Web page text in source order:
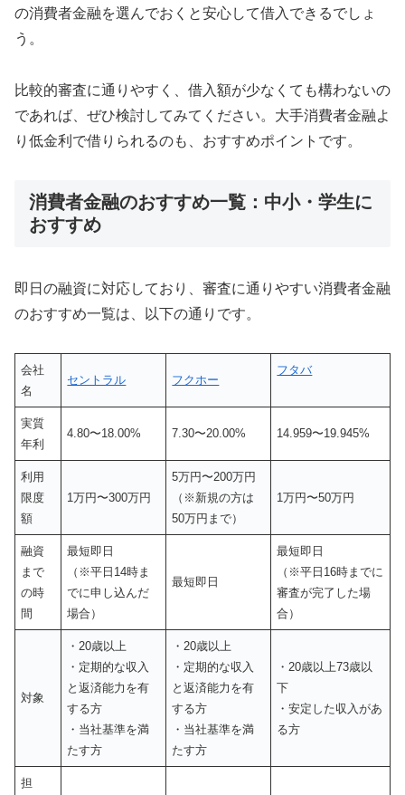
の消費者金融を選んでおくと安心して借入できるでしょ
う。
比較的審査に通りやすく、借入額が少なくても構わないの
であれば、ぜひ検討してみてください。大手消費者金融よ
り低金利で借りられるのも、おすすめポイントです。
消費者金融のおすすめ一覧：中小・学生に
おすすめ
即日の融資に対応しており、審査に通りやすい消費者金融
のおすすめ一覧は、以下の通りです。
会社
名
セントラル フクホー
フタバ
実質
年利
4.80〜18.00% 7.30〜20.00% 14.959〜19.945%
利用
限度
額
1万円〜300万円
5万円〜200万円
（※新規の方は
50万円まで）
1万円〜50万円
融資
まで
の時
間
最短即日
（※平日14時ま
でに申し込んだ
場合）
最短即日
最短即日
（※平日16時までに
審査が完了した場
合）
対象
・20歳以上
・定期的な収入
と返済能力を有
する方
・当社基準を満
たす方
・20歳以上
・定期的な収入
と返済能力を有
する方
・当社基準を満
たす方
・20歳以上73歳以
下
・安定した収入があ
る方
担